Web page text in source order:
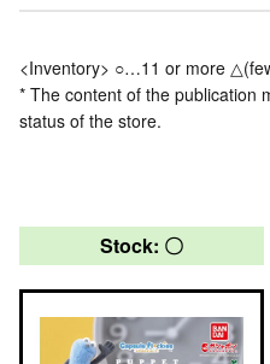
<Inventory> ○…11 or more
* The content of the publication
status of the store.
Stock: 〇